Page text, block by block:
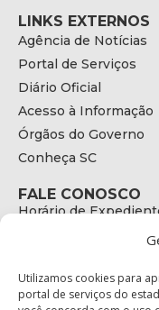
Utilizamos cookies para
portal de serviços do
LINKS EXTERNOS
Agência de Notícias
Portal de Serviços
Diário Oficial
Acesso à Informação
Órgãos do Governo
Conheça SC
FALE CONOSCO
Horário de
E-mail: